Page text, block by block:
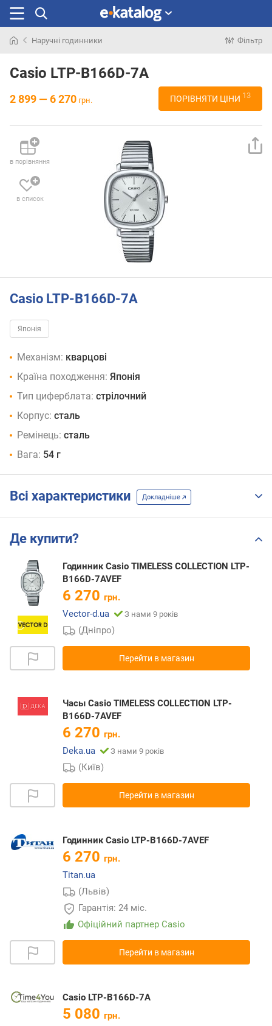
раніше
Наручні годинники Фільтр
Casio LTP-B166D-7A
2 899 — 6 270 грн. ПОРІВНЯТИ ЦІНИ 13
в порівняння
в список
Casio LTP-B166D-7A
Японія
Механізм: кварцові
Країна походження: Японія
Тип циферблата: стрілочний
Корпус: сталь
Ремінець: сталь
Вага: 54 г
Всі характеристики Докладніше
Де купити?
Годинник Casio TIMELESS COLLECTION LTP-
B166D-7AVEF
6 270 грн.
Vector-d.ua
З нами 9 років
(Дніпро)
Перейти в магазин
Часы Casio TIMELESS COLLECTION LTP-
B166D-7AVEF
6 270 грн.
Deka.ua
З нами 9 років
(Київ)
Перейти в магазин
Годинник Casio LTP-B166D-7AVEF
6 270 грн.
Titan.ua
(Львів)
Гарантія: 24 міс.
Офіційний партнер Casio
Перейти в магазин
Casio LTP-B166D-7A
5 080 грн.